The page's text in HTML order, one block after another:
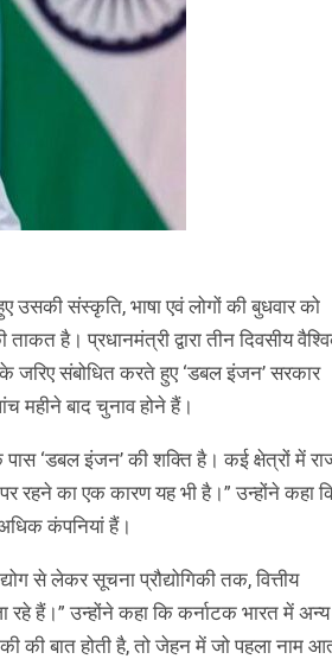
संस्कृति, भाषा एवं लोगों की बुधवार को
है। प्रधानमंत्री द्वारा तीन दिवसीय
संबोधित करते हुए ‘डबल इंजन’ सरकार
महीने बाद चुनाव होने हैं।
‘डबल इंजन’ की शक्ति है। कई क्षेत्रों में
रहने का एक कारण यह भी है।” उन्होंने कहा
कंपनियां हैं।
से लेकर सूचना प्रौद्योगिकी तक, वित्तीय
रहे हैं।” उन्होंने कहा कि कर्नाटक भारत में अन्य
की बात होती है, तो जेहन में जो पहला नाम